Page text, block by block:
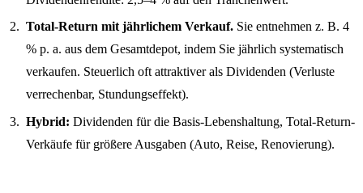
Total-Return mit jährlichem Verkauf. Sie entnehmen z. B. 4
% p. a. aus dem Gesamtdepot, indem Sie jährlich systematisch
verkaufen. Steuerlich oft attraktiver als Dividenden (Verluste
verrechenbar, Stundungseffekt).
Hybrid: Dividenden für die Basis-Lebenshaltung, Total-Return-
Verkäufe für größere Ausgaben (Auto, Reise, Renovierung).